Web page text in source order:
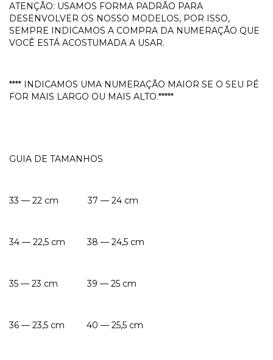
ATENÇÃO: USAMOS FORMA PADRÃO PARA
DESENVOLVER OS NOSSO MODELOS, POR ISSO,
SEMPRE INDICAMOS A COMPRA DA NUMERAÇÃO QUE
VOCÊ ESTÁ ACOSTUMADA A USAR.
**** INDICAMOS UMA NUMERAÇÃO MAIOR SE O SEU PÉ
FOR MAIS LARGO OU MAIS ALTO.*****
GUIA DE TAMANHOS
33 — 22 cm 37 — 24 cm
34 — 22,5 cm 38 — 24,5 cm
35 — 23 cm 39 — 25 cm
36 — 23,5 cm 40 — 25,5 cm